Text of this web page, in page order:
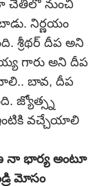
చేతిలో నుంచి
నిర్ణయం
శ్రీథర్ దీప అని
గారు అని దీప
బావ, దీప
జ్యోత్స్న
వచ్చేయాలి
నా భార్య అంటూ
మోసం